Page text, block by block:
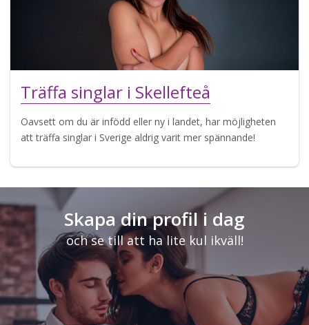
Träffa singlar i Skellefteå
Oavsett om du är infödd eller ny i landet, har möjligheten
att träffa singlar i Sverige aldrig varit mer spännande!
Skapa din profil i dag
och se till att ha lite kul ikväll!